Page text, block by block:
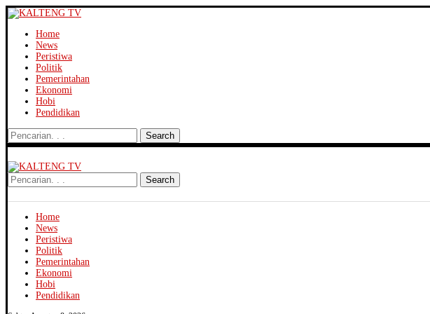
Home
News
Peristiwa
Politik
Pemerintahan
Ekonomi
Hobi
Pendidikan
Search
Search
Home
News
Peristiwa
Politik
Pemerintahan
Ekonomi
Hobi
Pendidikan